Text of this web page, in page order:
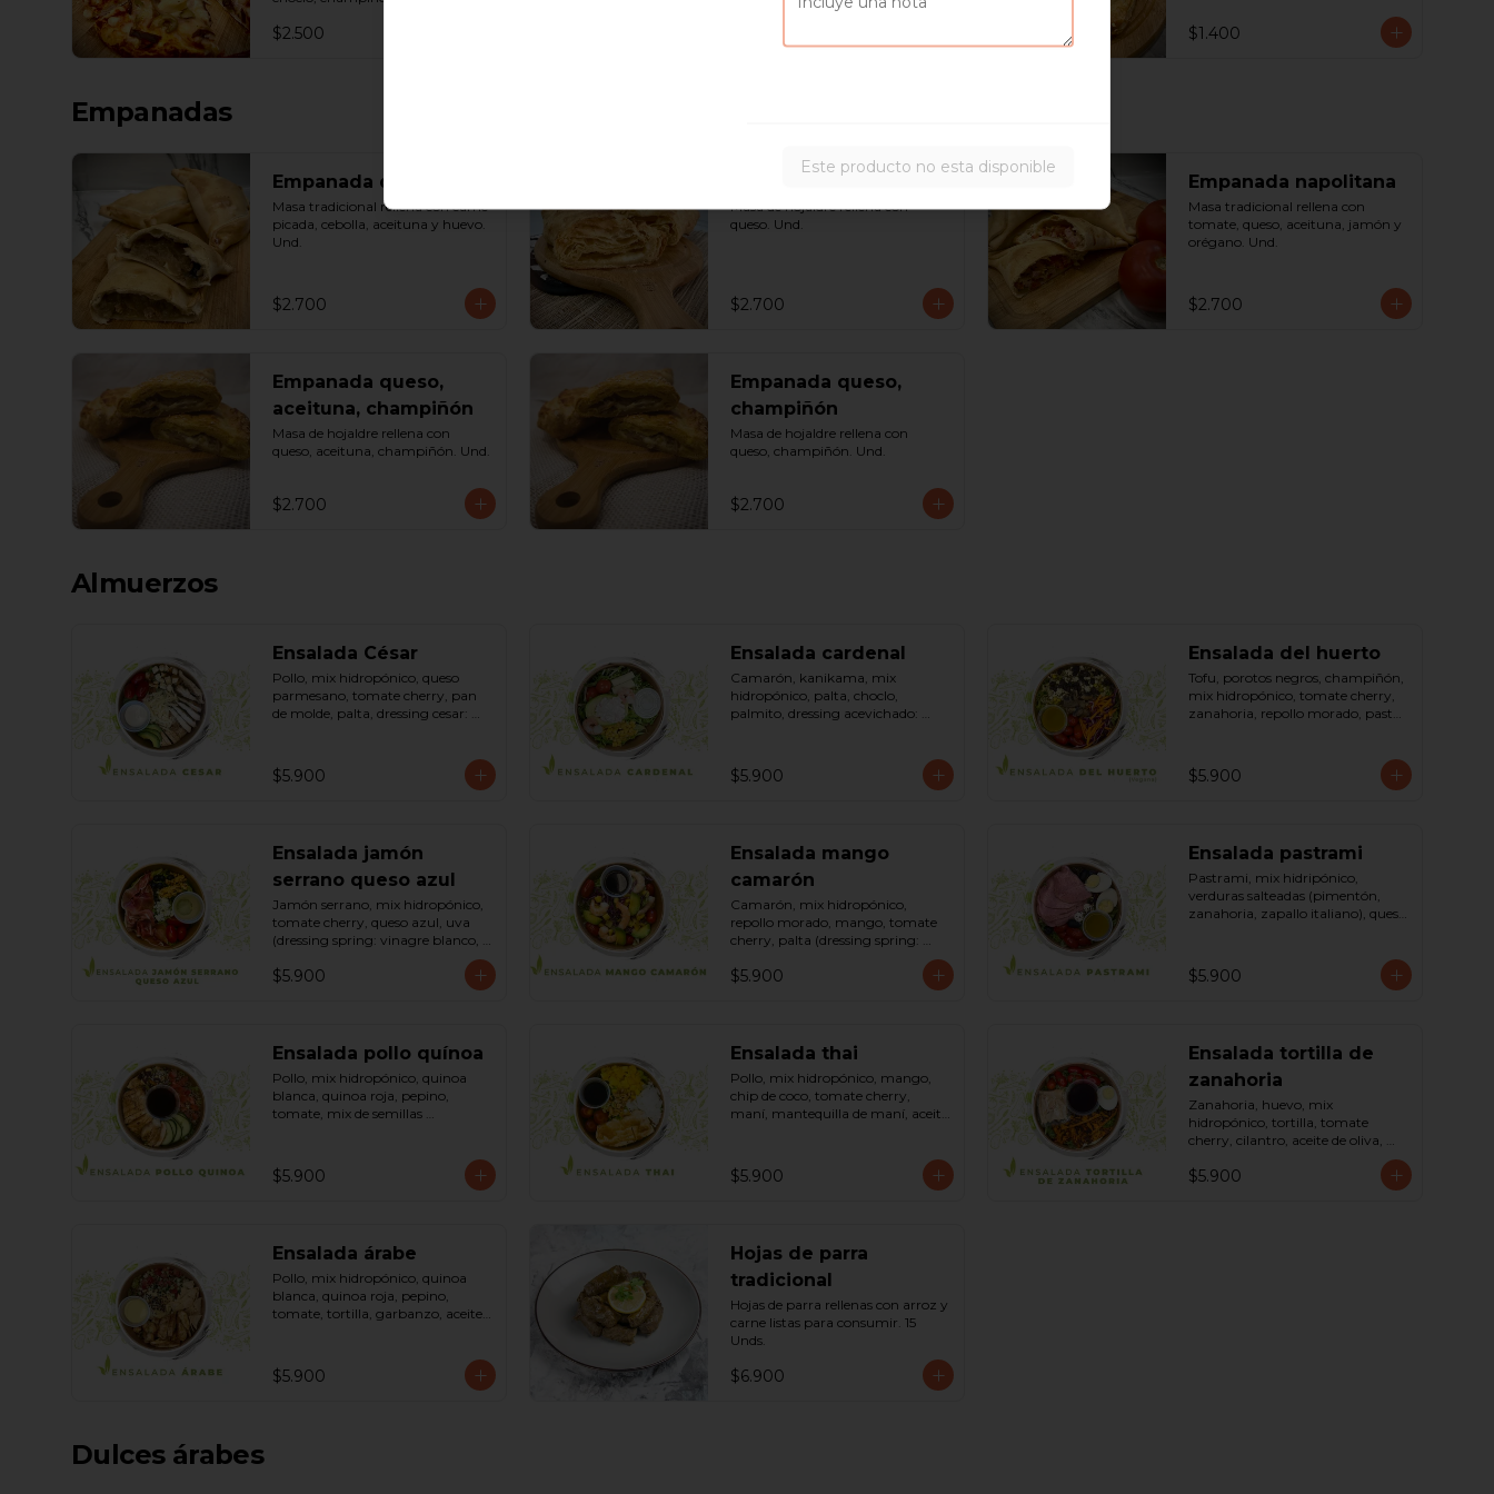
$2.500 $1.400
Empanadas
Empanada de pino
Masa tradicional rellena con carne
picada, cebolla, aceituna y huevo.
Und.
$2.700
Empanada de queso
Masa de hojaldre rellena con
queso. Und.
$2.700
Empanada napolitana
Masa tradicional rellena con
tomate, queso, aceituna, jamón y
orégano. Und.
$2.700
Empanada queso,
aceituna, champiñón
Masa de hojaldre rellena con
queso, aceituna, champiñón. Und.
$2.700
Empanada queso,
champiñón
Masa de hojaldre rellena con
queso, champiñón. Und.
$2.700
Almuerzos
Ensalada César
Pollo, mix hidropónico, queso
parmesano, tomate cherry, pan
de molde, palta, dressing cesar:
Bowl.
$5.900
Ensalada cardenal
Camarón, kanikama, mix
hidropónico, palta, choclo,
palmito, dressing acevichado:
negra y sal). Bowl.
$5.900
Ensalada del huerto
Tofu, porotos negros, champiñón,
mix hidropónico, tomate cherry,
zanahoria, repollo morado, pasta
dressing: vinagreta, mostaza
(vinagre blanco, mostaza,
$5.900
Ensalada jamón
serrano queso azul
Jamón serrano, mix hidropónico,
tomate cherry, queso azul, uva
(dressing spring: vinagre blanco,
$5.900
Ensalada mango
camarón
Camarón, mix hidropónico,
repollo morado, mango, tomate
cherry, palta (dressing spring:
salsa de soya, azúcar, limón, aceite
de sésamo). Bowl.
$5.900
Ensalada pastrami
Pastrami, mix hidripónico,
verduras salteadas (pimentón,
zanahoria, zapallo italiano), queso
mostaza (vinagre de vino blanco,
azúcar, mostaza). Bowl.
$5.900
Ensalada pollo quínoa
Pollo, mix hidropónico, quinoa
blanca, quinoa roja, pepino,
tomate, mix de semillas
salsa de soya, ketchup, azúcar
dressing spring mostaza (salsa de
$5.900
Ensalada thai
Pollo, mix hidropónico, mango,
chip de coco, tomate cherry,
maní, mantequilla de maní, aceite
Bowl.
$5.900
Ensalada tortilla de
zanahoria
Zanahoria, huevo, mix
hidropónico, tortilla, tomate
cherry, cilantro, aceite de oliva,
maní, sal, pimienta negra dressing
spring montaza (salsa de soya,
azúcar, limón, aceite de sésamo y
$5.900
Ensalada árabe
Pollo, mix hidropónico, quinoa
blanca, quinoa roja, pepino,
tomate, tortilla, garbanzo, aceite
pimienta negra y sal). Bowl.
$5.900
Hojas de parra
tradicional
Hojas de parra rellenas con arroz y
carne listas para consumir. 15
Unds.
$6.900
Dulces árabes
Este producto no esta disponible